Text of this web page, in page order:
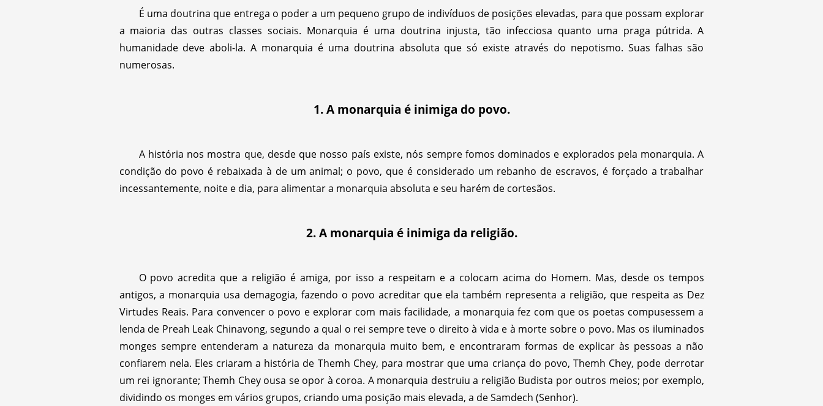
É uma doutrina que entrega o poder a um pequeno grupo de indivíduos de posições elevadas, para que possam explorar
a maioria das outras classes sociais. Monarquia é uma doutrina injusta, tão infecciosa quanto uma praga pútrida. A
humanidade deve aboli-la. A monarquia é uma doutrina absoluta que só existe através do nepotismo. Suas falhas são
numerosas.
1. A monarquia é inimiga do povo.
A história nos mostra que, desde que nosso país existe, nós sempre fomos dominados e explorados pela monarquia. A
condição do povo é rebaixada à de um animal; o povo, que é considerado um rebanho de escravos, é forçado a trabalhar
incessantemente, noite e dia, para alimentar a monarquia absoluta e seu harém de cortesãos.
2. A monarquia é inimiga da religião.
O povo acredita que a religião é amiga, por isso a respeitam e a colocam acima do Homem. Mas, desde os tempos
antigos, a monarquia usa demagogia, fazendo o povo acreditar que ela também representa a religião, que respeita as Dez
Virtudes Reais. Para convencer o povo e explorar com mais facilidade, a monarquia fez com que os poetas compusessem a
lenda de Preah Leak Chinavong, segundo a qual o rei sempre teve o direito à vida e à morte sobre o povo. Mas os iluminados
monges sempre entenderam a natureza da monarquia muito bem, e encontraram formas de explicar às pessoas a não
confiarem nela. Eles criaram a história de Themh Chey, para mostrar que uma criança do povo, Themh Chey, pode derrotar
um rei ignorante; Themh Chey ousa se opor à coroa. A monarquia destruiu a religião Budista por outros meios; por exemplo,
dividindo os monges em vários grupos, criando uma posição mais elevada, a de Samdech (Senhor).